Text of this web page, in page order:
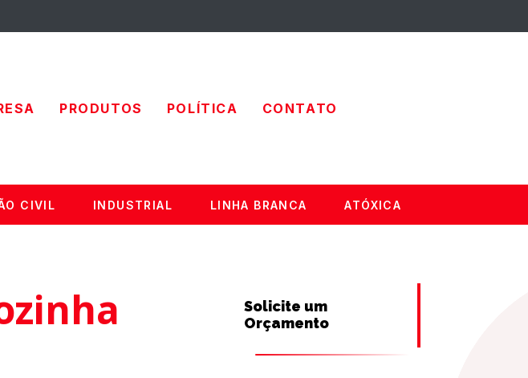
PRODUTOS POLÍTICA CONTATO
CIVIL INDUSTRIAL LINHA BRANCA ATÓXICA
Solicite um
Orçamento